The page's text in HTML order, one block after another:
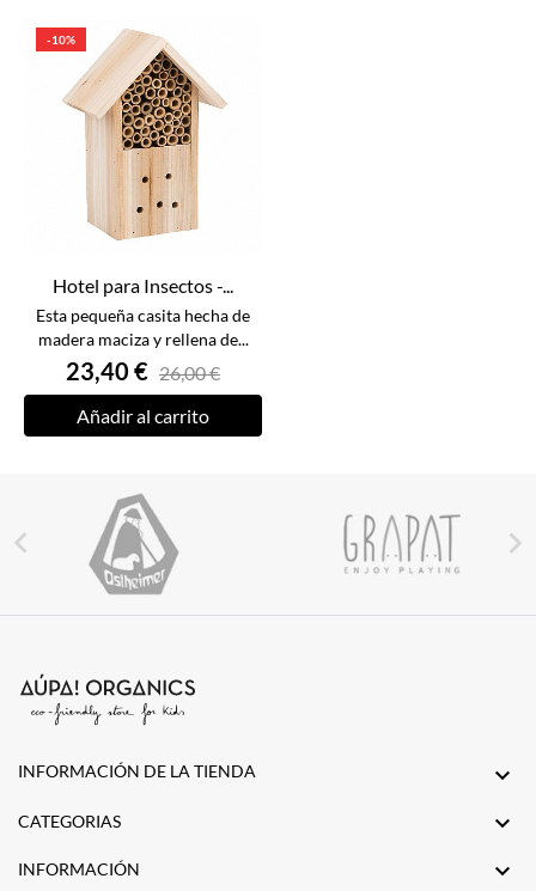
-10%
Hotel para Insectos -...
Esta pequeña casita hecha de
madera maciza y rellena de...
23,40 € 26,00 €
Añadir al carrito
 
INFORMACIÓN DE LA TIENDA 
CATEGORIAS 
INFORMACIÓN 